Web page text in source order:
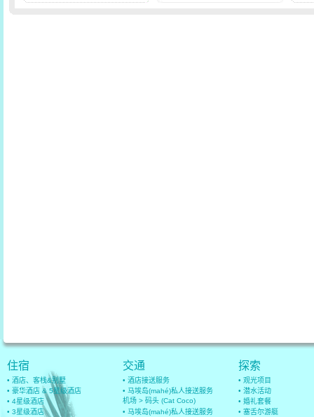
住宿
• 酒店、客栈&别墅
• 豪华酒店 & 5星级酒店
• 4星级酒店
• 3星级酒店
交通
• 酒店接送服务
• 马埃岛(mahé)私人接送服务
机场 > 码头 (Cat Coco)
• 马埃岛(mahé)私人接送服务
探索
• 观光项目
• 潜水活动
• 婚礼套餐
• 塞舌尔游艇